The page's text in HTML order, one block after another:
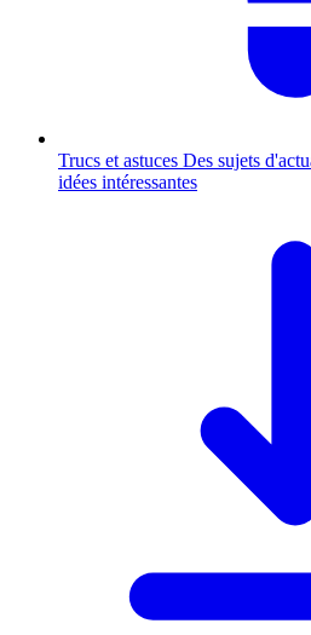
Trucs et astuces Des sujets
idées intéressantes